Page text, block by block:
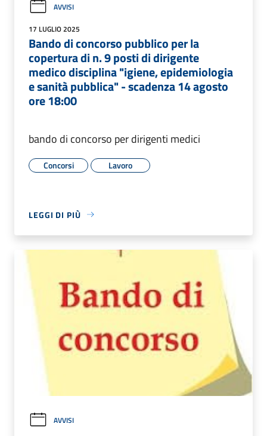
AVVISI
17 LUGLIO 2025
Bando di concorso pubblico per la
copertura di n. 9 posti di dirigente
medico disciplina "igiene, epidemiologia
e sanità pubblica" - scadenza 14 agosto
ore 18:00
bando di concorso per dirigenti medici
Concorsi Lavoro
LEGGI DI PIÙ
AVVISI